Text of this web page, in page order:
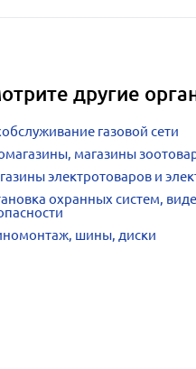
другие
газовой сети
магазины
электротоваров и
охранных систем,
шины, диски